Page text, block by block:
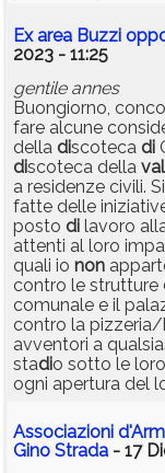
Ex area Buzzi
2023 - 11:25
gentile annes
Buongiorno,
fare alcune
della discoteca di
discoteca della val
a residenze civili.
fatte delle
posto di lavoro
attenti al loro
quali io non
contro le strutture
comunale e il
contro la pizzeria/
avventori a
stadio sotto le
ogni apertura del
Associazioni
Gino Strada - 17